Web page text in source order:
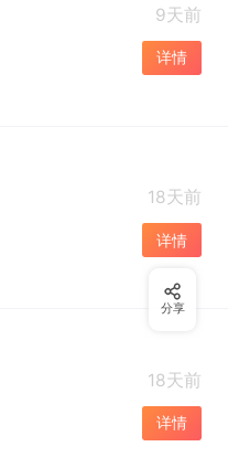
9天前
详情
18天前
详情
18天前
详情
分享